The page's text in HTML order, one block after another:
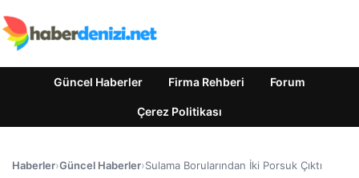
Güncel Haberler Firma Rehberi Forum
Çerez Politikası
Haberler›Güncel Haberler›Sulama Borularından İki Porsuk Çıktı